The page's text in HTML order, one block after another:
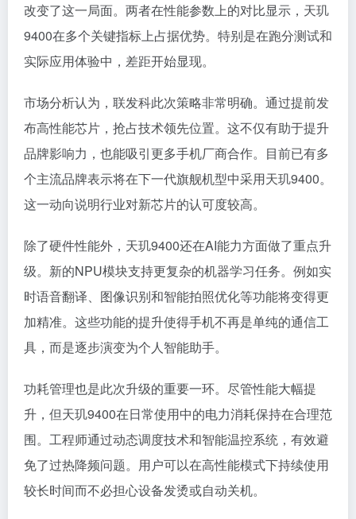
改变了这一局面。两者在性能参数上的对比显示，天玑
9400在多个关键指标上占据优势。特别是在跑分测试和
实际应用体验中，差距开始显现。
市场分析认为，联发科此次策略非常明确。通过提前发
布高性能芯片，抢占技术领先位置。这不仅有助于提升
品牌影响力，也能吸引更多手机厂商合作。目前已有多
个主流品牌表示将在下一代旗舰机型中采用天玑9400。
这一动向说明行业对新芯片的认可度较高。
除了硬件性能外，天玑9400还在AI能力方面做了重点升
级。新的NPU模块支持更复杂的机器学习任务。例如实
时语音翻译、图像识别和智能拍照优化等功能将变得更
加精准。这些功能的提升使得手机不再是单纯的通信工
具，而是逐步演变为个人智能助手。
功耗管理也是此次升级的重要一环。尽管性能大幅提
升，但天玑9400在日常使用中的电力消耗保持在合理范
围。工程师通过动态调度技术和智能温控系统，有效避
免了过热降频问题。用户可以在高性能模式下持续使用
较长时间而不必担心设备发烫或自动关机。